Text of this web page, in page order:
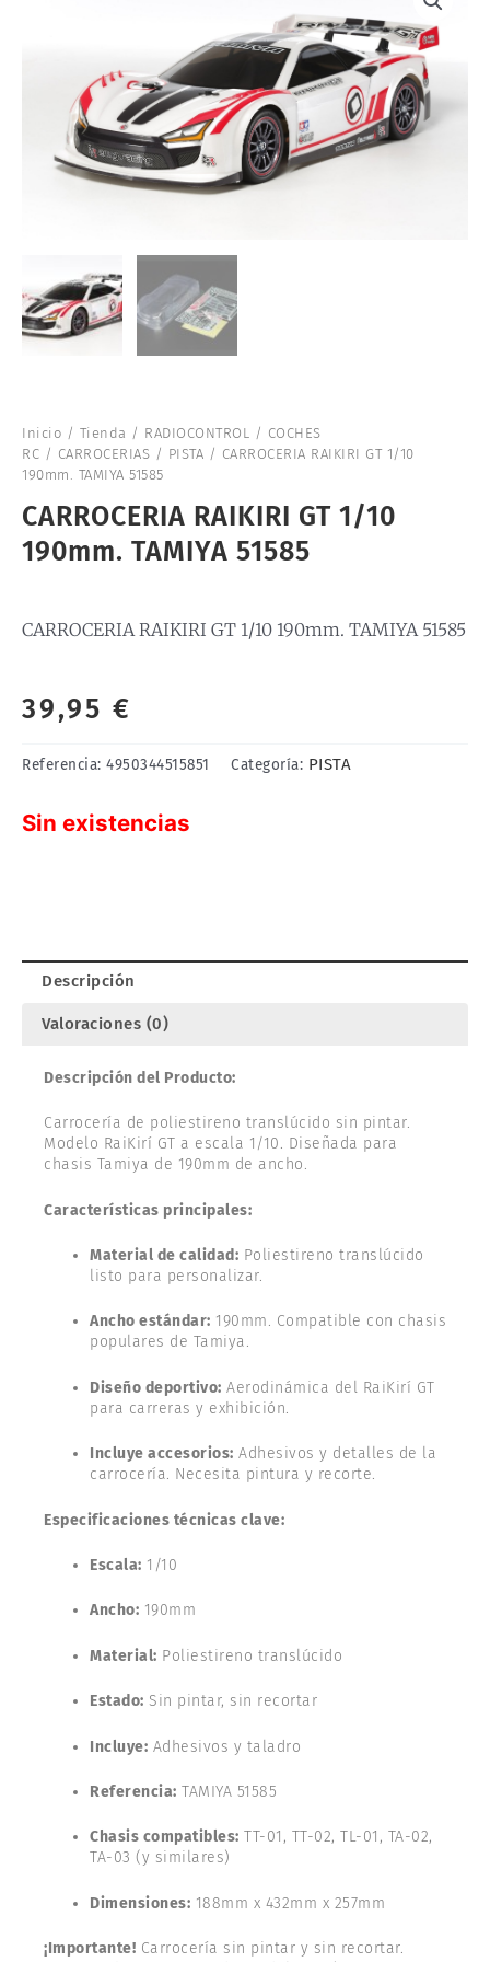
Inicio / Tienda / RADIOCONTROL / COCHES
RC / CARROCERIAS / PISTA / CARROCERIA RAIKIRI GT 1/10
190mm. TAMIYA 51585
CARROCERIA RAIKIRI GT 1/10
190mm. TAMIYA 51585
CARROCERIA RAIKIRI GT 1/10 190mm. TAMIYA 51585
39,95 €
Referencia: 4950344515851 Categoría: PISTA
Sin existencias
Descripción
Valoraciones (0)
Descripción del Producto:
Carrocería de poliestireno translúcido sin pintar.
Modelo RaiKirí GT a escala 1/10. Diseñada para
chasis Tamiya de 190mm de ancho.
Características principales:
Material de calidad: Poliestireno translúcido
listo para personalizar.
Ancho estándar: 190mm. Compatible con chasis
populares de Tamiya.
Diseño deportivo: Aerodinámica del RaiKirí GT
para carreras y exhibición.
Incluye accesorios: Adhesivos y detalles de la
carrocería. Necesita pintura y recorte.
Especificaciones técnicas clave:
Escala: 1/10
Ancho: 190mm
Material: Poliestireno translúcido
Estado: Sin pintar, sin recortar
Incluye: Adhesivos y taladro
Referencia: TAMIYA 51585
Chasis compatibles: TT-01, TT-02, TL-01, TA-02,
TA-03 (y similares)
Dimensiones: 188mm x 432mm x 257mm
¡Importante! Carrocería sin pintar y sin recortar.